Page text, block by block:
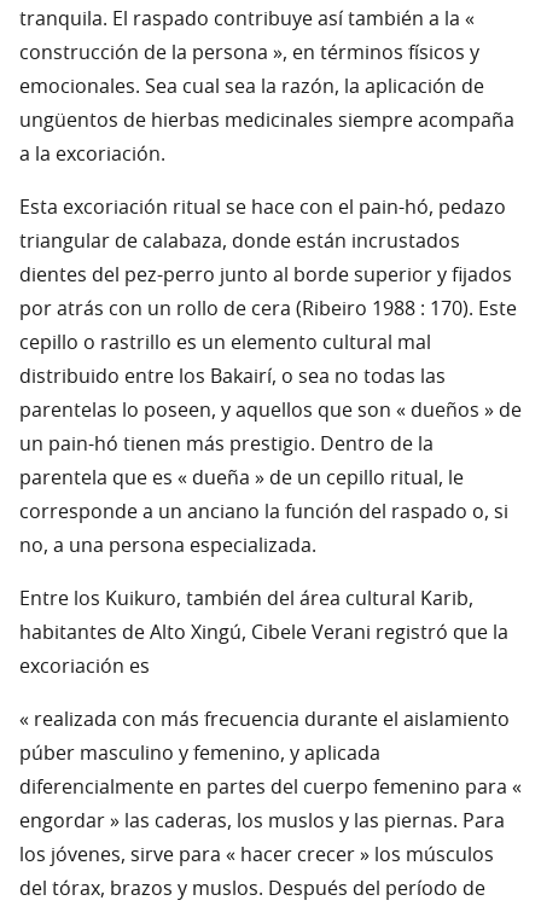
tranquila. El raspado contribuye así también a la «
construcción de la persona », en términos físicos y
emocionales. Sea cual sea la razón, la aplicación de
ungüentos de hierbas medicinales siempre acompaña
a la excoriación.
Esta excoriación ritual se hace con el pain-hó, pedazo
triangular de calabaza, donde están incrustados
dientes del pez-perro junto al borde superior y fijados
por atrás con un rollo de cera (Ribeiro 1988 : 170). Este
cepillo o rastrillo es un elemento cultural mal
distribuido entre los Bakairí, o sea no todas las
parentelas lo poseen, y aquellos que son « dueños » de
un pain-hó tienen más prestigio. Dentro de la
parentela que es « dueña » de un cepillo ritual, le
corresponde a un anciano la función del raspado o, si
no, a una persona especializada.
Entre los Kuikuro, también del área cultural Karib,
habitantes de Alto Xingú, Cibele Verani registró que la
excoriación es
« realizada con más frecuencia durante el aislamiento
púber masculino y femenino, y aplicada
diferencialmente en partes del cuerpo femenino para «
engordar » las caderas, los muslos y las piernas. Para
los jóvenes, sirve para « hacer crecer » los músculos
del tórax, brazos y muslos. Después del período de